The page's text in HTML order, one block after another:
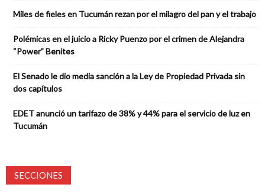
Miles de fieles en Tucumán rezan por el milagro del pan y el trabajo
Polémicas en el juicio a Ricky Puenzo por el crimen de Alejandra
“Power” Benites
El Senado le dio media sanción a la Ley de Propiedad Privada sin
dos capítulos
EDET anunció un tarifazo de 38% y 44% para el servicio de luz en
Tucumán
SECCIONES